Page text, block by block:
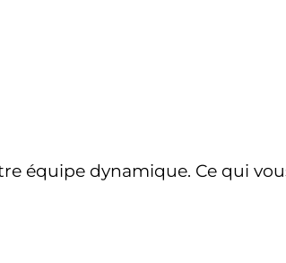
équipe dynamique. Ce qui